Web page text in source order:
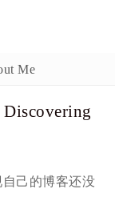
Me
己的博客还没